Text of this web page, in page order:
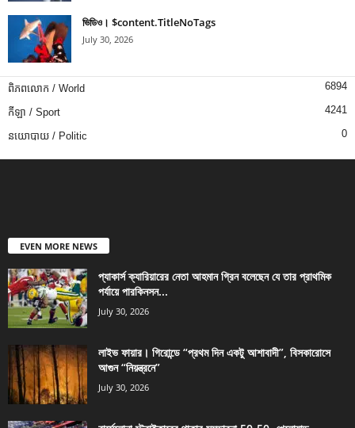
ভিডিও। $content.TitleNoTags
July 30, 2026
ពិភពលោក / World 6894
កីឡា / Sport 4241
នយោបាយ / Politic 0
EVEN MORE NEWS
প্যাকার্স ক্যারিয়ারের নেতা আহমান গ্রিন বলেছেন যে তার প্রাথমিক
পর্যায়ে পারকিনসন...
July 30, 2026
লাইভ ফায়ার। গিরোন্ডে “প্রথম দিন একটু আশাবাদী”, বিসকারোসে
আগুন “নিয়ন্ত্রনে”
July 30, 2026